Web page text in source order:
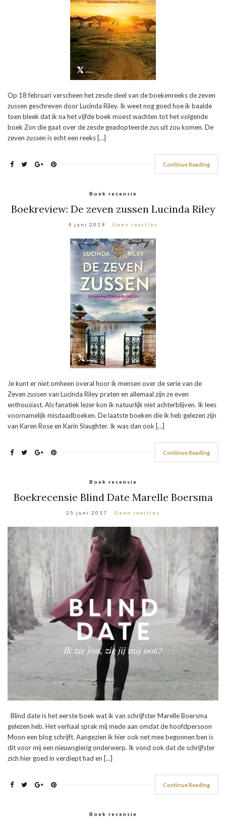
Op 18 februari verscheen het zesde deel van de boekenreeks de zeven
zussen geschreven door Lucinda Riley. Ik weet nog goed hoe ik baalde
toen bleek dat ik na het vijfde boek moest wachten tot het volgende
boek Zon die gaat over de zesde geadopteerde zus uit zou komen. De
zeven zussen is echt een reeks […]
Continue Reading
Boek recensie
Boekreview: De zeven zussen Lucinda Riley
4 juni 2019 Geen reacties
Je kunt er niet omheen overal hoor ik mensen over de serie van de
Zeven zussen van Lucinda Riley praten en allemaal zijn ze even
enthousiast. Als fanatiek lezer kon ik natuurlijk niet achterblijven. Ik lees
voornamelijk misdaadboeken. De laatste boeken die ik heb gelezen zijn
van Karen Rose en Karin Slaughter. Ik was dan ook […]
Continue Reading
Boek recensie
Boekrecensie Blind Date Marelle Boersma
25 juni 2017 Geen reacties
Blind date is het eerste boek wat ik van schrijfster Marelle Boersma
gelezen heb. Het verhaal sprak mij mede aan omdat de hoofdpersoon
Moon een blog schrijft. Aangezien ik hier ook net mee begonnen ben is
dit voor mij een nieuwsgierig onderwerp. Ik vond ook dat de schrijfster
zich hier goed in verdiept had en […]
Continue Reading
Boek recensie